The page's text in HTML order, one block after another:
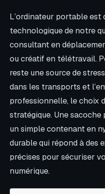
L’ordinateur portable est
technologique de notre
consultant en
ou créatif en télétravail.
reste une source de
dans les transports et
professionnelle, le choix
stratégique. Une sacoche
un simple contenant en
durable qui répond à des
précises pour sécuriser
numérique.